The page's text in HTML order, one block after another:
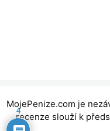
MojePenize.com je
recenze slouží k
4